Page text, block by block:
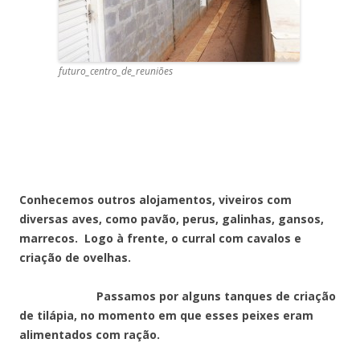
futuro_centro_de_reuniões
Conhecemos outros alojamentos, viveiros com
diversas aves, como pavão, perus, galinhas, gansos,
marrecos. Logo à frente, o curral com cavalos e
criação de ovelhas.
Passamos por alguns tanques de criação
de tilápia, no momento em que esses peixes eram
alimentados com ração.